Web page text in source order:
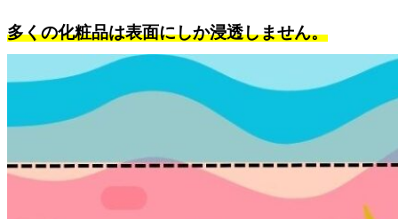
多くの化粧品は表面にしか浸透しません。